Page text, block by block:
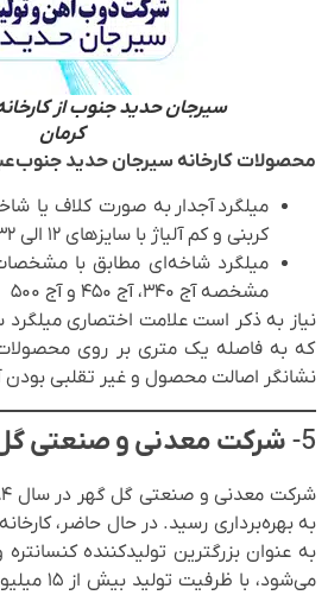
سیرجان حدید جنوب از
کرمان
محصولات کارخانه سیرجان حدید جنوب
میلگردآجدار به صورت کلاف یا
کربنی و کم آلیاژ با سایزهای ۱۲ الی ۳۲
مشخصه آج ۳۴۰، آج ۴۵۰ و آج ۵۰۰
نیاز به ذکر است علامت اختصاری
که به فاصله یک متری بر روی
نشانگر اصالت محصول و غیر تقلبی
5- شرکت معدنی و صنعتی
به بهره‌برداری رسید. در حال حاضر،
به عنوان بزرگترین تولیدکننده
می‌شود، با